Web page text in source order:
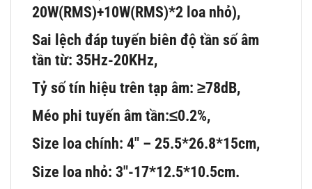
20W(RMS)+10W(RMS)*2 loa nhỏ),
Sai lệch đáp tuyến biên độ tần số âm
tần từ: 35Hz-20KHz,
Tỷ số tín hiệu trên tạp âm: ≥78dB,
Méo phi tuyến âm tần:≤0.2%,
Size loa chính: 4″ – 25.5*26.8*15cm,
Size loa nhỏ: 3″-17*12.5*10.5cm.